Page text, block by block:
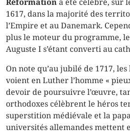
1617, dans la majorité des
l’Empire et au Danemark.
plus le moteur du programme,
Auguste I s’étant converti au
On note qu’au jubilé de 1717,
voient en Luther l’homme «
devoir de poursuivre l’œuvre,
orthodoxes célèbrent le héros
superstition médiévale et la
universités allemandes mettent